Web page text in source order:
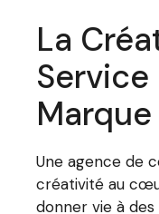
La
Marque
Une agence de
créativité au
donner vie à